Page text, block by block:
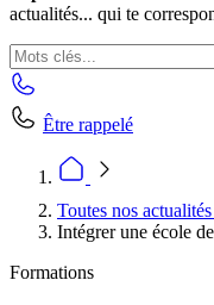
actualités... qui te
Être rappelé
Toutes nos actualités
Intégrer une école
Formations